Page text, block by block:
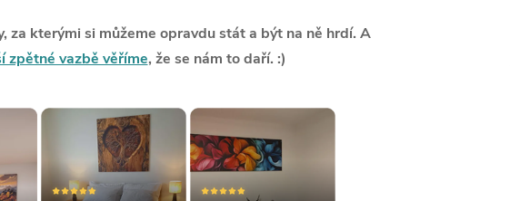
za kterými si můžeme opravdu stát a být na ně hrdí. A
zpětné vazbě věříme, že se nám to daří. :)